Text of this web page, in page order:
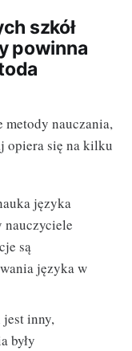
szkół
powinna
metody nauczania,
opiera się na kilku
języka
nauczyciele
są
języka w
jest inny,
były